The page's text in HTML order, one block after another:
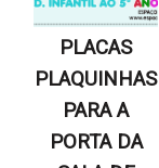
PLACAS
PLAQUINHAS
PARA A
PORTA DA